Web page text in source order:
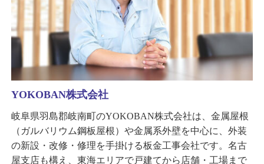
YOKOBAN株式会社
岐阜県羽島郡岐南町のYOKOBAN株式会社は、金属屋根
（ガルバリウム鋼板屋根）や金属系外壁を中心に、外装
の新設・改修・修理を手掛ける板金工事会社です。名古
屋支店も構え、東海エリアで戸建てから店舗・工場まで